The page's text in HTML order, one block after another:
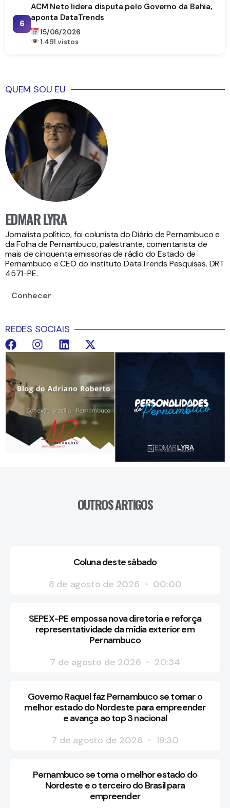
6
ACM Neto lidera disputa pelo Governo da Bahia,
aponta DataTrends
15/06/2026
1.491 vistos
QUEM SOU EU
EDMAR LYRA
Jornalista político, foi colunista do Diário de Pernambuco e
da Folha de Pernambuco, palestrante, comentarista de
mais de cinquenta emissoras de rádio do Estado de
Pernambuco e CEO do instituto DataTrends Pesquisas. DRT
4571-PE.
Conhecer
REDES SOCIAIS
OUTROS ARTIGOS
Coluna deste sábado
8 de agosto de 2026
00:00
SEPEX-PE empossa nova diretoria e reforça
representatividade da mídia exterior em
Pernambuco
7 de agosto de 2026
20:34
Governo Raquel faz Pernambuco se tornar o
melhor estado do Nordeste para empreender
e avança ao top 3 nacional
7 de agosto de 2026
19:30
Pernambuco se torna o melhor estado do
Nordeste e o terceiro do Brasil para
empreender